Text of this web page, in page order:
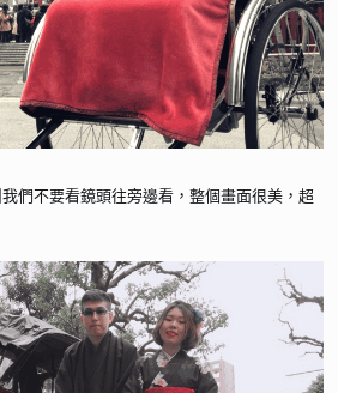
們不要看鏡頭往旁邊看，整個畫面很美，超